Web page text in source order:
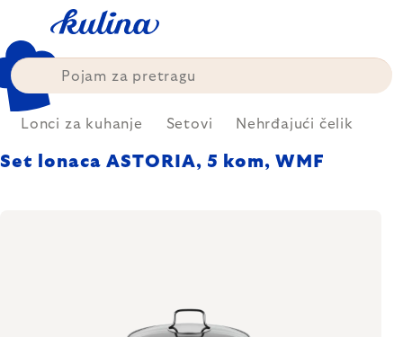
content
Lonci za kuhanje Setovi Nehrđajući čelik
Set lonaca ASTORIA, 5 kom, WMF